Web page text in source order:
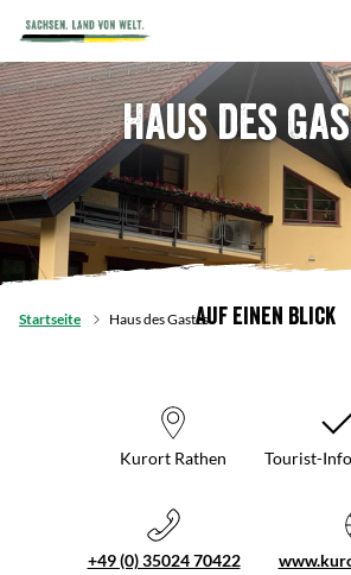
Haus des
Startseite Haus des GastesAuf einen Blick
Kurort Rathen Tourist-
+49 (0) 35024 70422